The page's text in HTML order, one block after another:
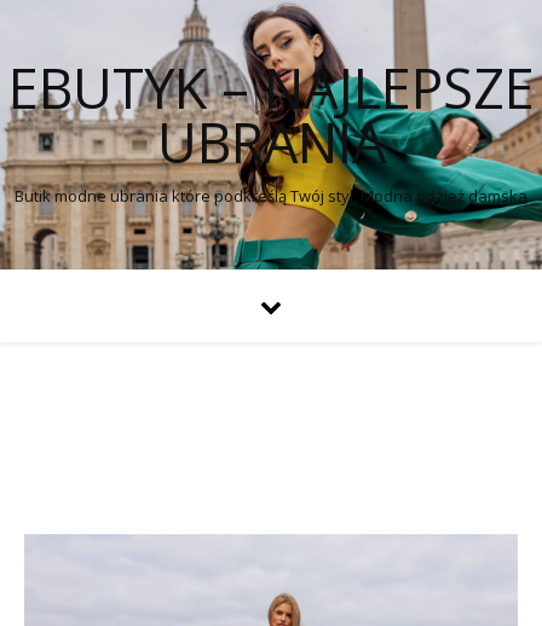
EBUTYK – NAJLEPSZE
UBRANIA
Butik modne ubrania które podkreślą Twój styl. Modna odzież damska